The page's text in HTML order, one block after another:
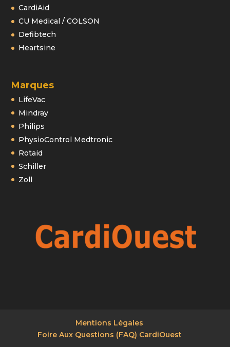
CardiAid
CU Medical / COLSON
Defibtech
Heartsine
Marques
LifeVac
Mindray
Philips
PhysioControl Medtronic
Rotaid
Schiller
Zoll
Mentions Légales
Foire Aux Questions (FAQ) CardiOuest